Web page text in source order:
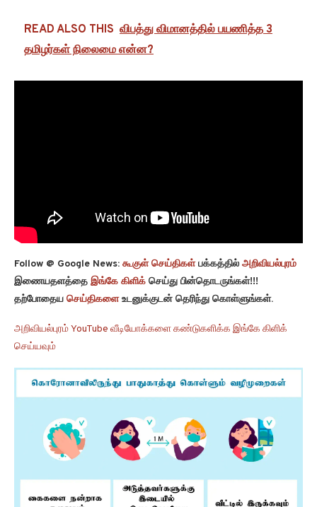
READ ALSO THIS விபத்து விமானத்தில் பயணித்த 3
தமிழர்கள் நிலைமை என்ன?
Follow @ Google News: கூகுள் செய்திகள்பக்கத்தில் அறிவியல்புரம்
இணையதளத்தை இங்கே கிளிக் செய்து பின்தொடருங்கள்!!!
தற்போதைய செய்திகளைஉடனுக்குடன் தெரிந்து கொள்ளுங்கள்.
அறிவியல்புரம் YouTube வீடியோக்களை கண்டுகளிக்க இங்கே கிளிக்
செய்யவும்